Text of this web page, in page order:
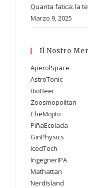
Quanta fatica: la
Marzo 9, 2025
Il Nostro
AperolSpace
AstroTonic
BioBeer
Zoosmopolitan
CheMojito
PiñaEcolada
GinPhysics
IcedTech
IngegnerIPA
Mathattan
NerdIsland